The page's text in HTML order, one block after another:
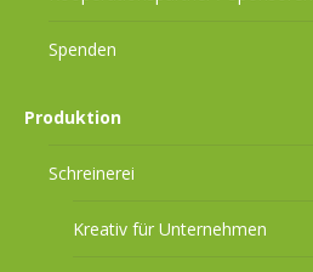
Spenden
Produktion
Schreinerei
Kreativ für Unternehmen